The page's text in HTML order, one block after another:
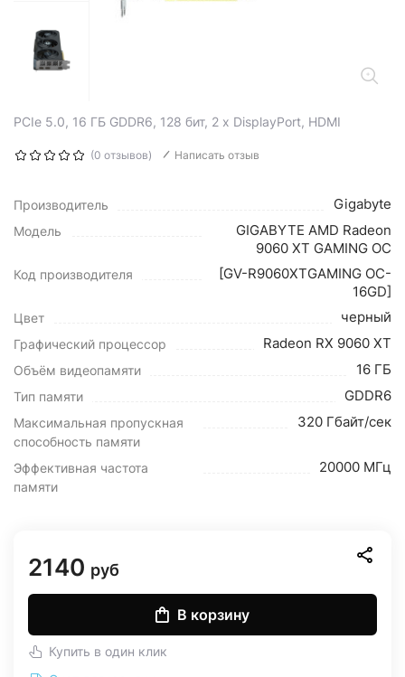
PCIe 5.0, 16 ГБ GDDR6, 128 бит, 2 x DisplayPort, HDMI
(0 отзывов) Написать отзыв
Производитель Gigabyte
Модель
GIGABYTE AMD Radeon
9060 XT GAMING OC
Код производителя
[GV-R9060XTGAMING OC-
16GD]
Цвет черный
Графический процессор Radeon RX 9060 XT
Объём видеопамяти 16 ГБ
Тип памяти GDDR6
Максимальная пропускная
способность памяти
320 Гбайт/сек
Эффективная частота
памяти
20000 МГц
2140 руб
В корзину
Купить в один клик